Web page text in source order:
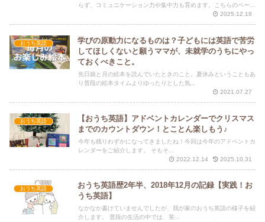
らず、コミュニケーション力や集中力も育めます。こちらのページ
では英語レベル別に親子で遊べるゲームを紹介。当教室ではBBカ
2025.12.18
おうち英語
学びの原動力になるものは？子どもには英語で苦労
してほしくないと願うママが、未就学のうちにやっ
ておくべきこと。
先日娘と月の絵本を読んでいたときのこと。夏休みということもあ
り普段の絵本タイムよりゆったりとした気...
2021.07.27
おうち英語
【おうち英語】アドベントカレンダーでクリスマス
までのカウントダウン！とことん楽しもう♪
今年も残りわずかになってきましたね！今回は今年のアドベントカ
レンダーをご紹介します。 そもそ...
2022.12.14
2025.10.31
おうち英語
おうち英語歴2年半、2018年12月の記録【実践！お
うち英語】
なかなか書けていませんでしたが、我が家のおうち英語の様子を紹
介します。 普段の生活の中では、英...